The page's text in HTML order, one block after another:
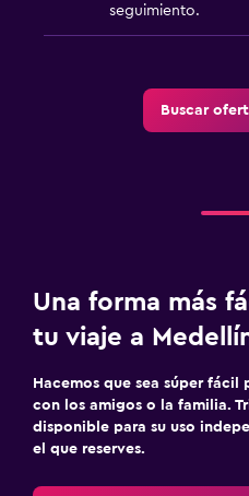
seguimiento.
Buscar
Una forma más
tu viaje a
Hacemos que sea súper
con los amigos o la familia.
disponible para su uso
el que reserves.